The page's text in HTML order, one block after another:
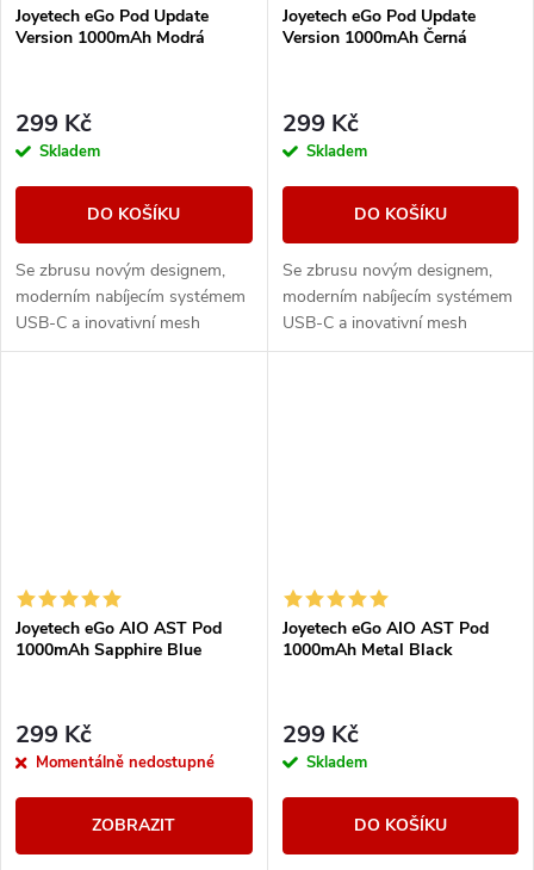
Joyetech eGo Pod Update
Version 1000mAh Modrá
299 Kč
Skladem
DO KOŠÍKU
Se zbrusu novým designem,
moderním nabíjecím systémem
USB-C a inovativní mesh
spirálkou je eGo Pod ideální
Joyetech eGo Pod Update
Version 1000mAh Černá
299 Kč
Skladem
DO KOŠÍKU
Se zbrusu novým designem,
moderním nabíjecím systémem
USB-C a inovativní mesh
spirálkou je eGo Pod ideální
Joyetech eGo AIO AST Pod
1000mAh Sapphire Blue
299 Kč
Momentálně nedostupné
ZOBRAZIT
Joyetech eGo AIO AST Pod
1000mAh Metal Black
299 Kč
Skladem
DO KOŠÍKU